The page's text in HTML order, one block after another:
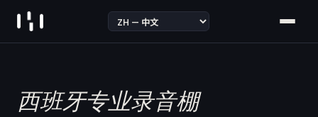
Skip to content
西班牙专业录音棚